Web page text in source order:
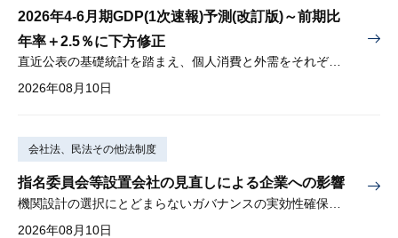
2026年4-6月期GDP(1次速報)予測(改訂版)～前期比
年率＋2.5％に下方修正
直近公表の基礎統計を踏まえ、個人消費と外需をそれぞれ下方修正
2026年08月10日
会社法、民法その他法制度
指名委員会等設置会社の見直しによる企業への影響
2026年08月10日